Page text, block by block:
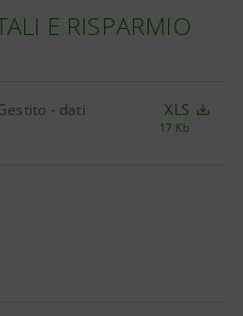
E RISPARMIO
- dati
XLS
17 Kb